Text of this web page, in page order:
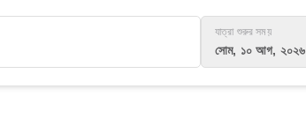
যাত্রা শুরুর সময়
সোম, ১০ আগ, ২০২৬